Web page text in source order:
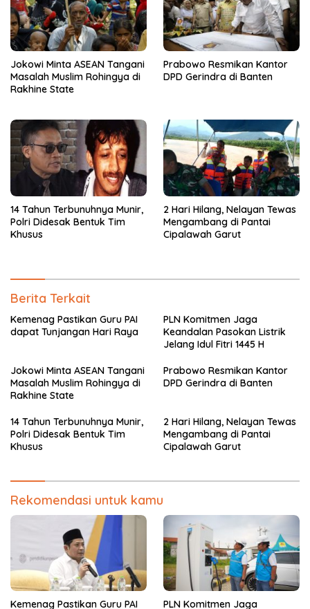
Jokowi Minta ASEAN Tangani
Masalah Muslim Rohingya di
Rakhine State
Prabowo Resmikan Kantor
DPD Gerindra di Banten
14 Tahun Terbunuhnya Munir,
Polri Didesak Bentuk Tim
Khusus
2 Hari Hilang, Nelayan Tewas
Mengambang di Pantai
Cipalawah Garut
Berita Terkait
Kemenag Pastikan Guru PAI
dapat Tunjangan Hari Raya
PLN Komitmen Jaga
Keandalan Pasokan Listrik
Jelang Idul Fitri 1445 H
Jokowi Minta ASEAN Tangani
Masalah Muslim Rohingya di
Rakhine State
Prabowo Resmikan Kantor
DPD Gerindra di Banten
14 Tahun Terbunuhnya Munir,
Polri Didesak Bentuk Tim
Khusus
2 Hari Hilang, Nelayan Tewas
Mengambang di Pantai
Cipalawah Garut
Rekomendasi untuk kamu
Kemenag Pastikan Guru PAI PLN Komitmen Jaga